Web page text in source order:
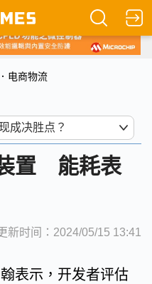
电商物流
置 能耗表
新时间：2024/05/15 13:41
表示，开发者评估